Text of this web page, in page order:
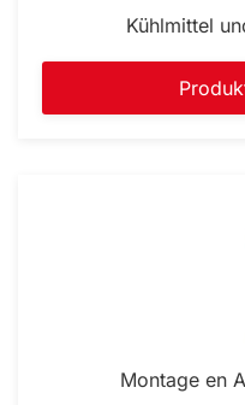
Kühlmittel
Montage en